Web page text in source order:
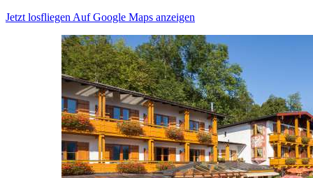
Jetzt losfliegen Auf Google Maps anzeigen